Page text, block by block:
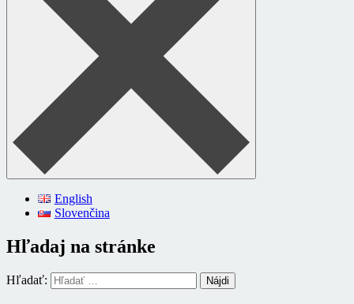
English
Slovenčina
Hľadaj na stránke
Hľadať: